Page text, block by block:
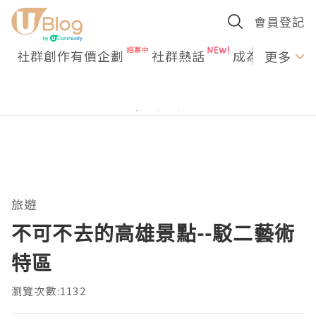
會員登記
社群創作有價企劃 社群熱話 成為U更多
旅遊
不可不去的高雄景點--駁二藝術
特區
瀏覽次數:1132